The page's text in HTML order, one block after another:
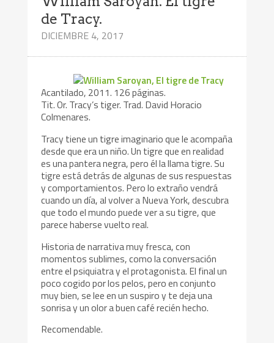
de Tracy.
DICIEMBRE 4, 2017
Acantilado, 2011. 126 páginas.
Tit. Or. Tracy’s tiger. Trad. David Horacio
Colmenares.
Tracy tiene un tigre imaginario que le acompaña
desde que era un niño. Un tigre que en realidad
es una pantera negra, pero él la llama tigre. Su
tigre está detrás de algunas de sus respuestas
y comportamientos. Pero lo extraño vendrá
cuando un día, al volver a Nueva York, descubra
que todo el mundo puede ver a su tigre, que
parece haberse vuelto real.
Historia de narrativa muy fresca, con
momentos sublimes, como la conversación
entre el psiquiatra y el protagonista. El final un
poco cogido por los pelos, pero en conjunto
muy bien, se lee en un suspiro y te deja una
sonrisa y un olor a buen café recién hecho.
Recomendable.